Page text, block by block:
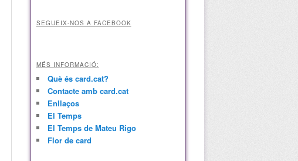
SEGUEIX-NOS A FACEBOOK
MÉS INFORMACIÓ:
Què és card.cat?
Contacte amb card.cat
Enllaços
El Temps
El Temps de Mateu Rigo
Flor de card